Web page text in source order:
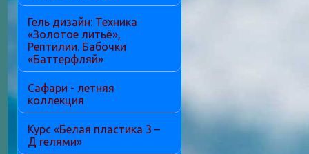
Гель дизайн: Техника
«Золотое литьё»,
Рептилии. Бабочки
«Баттерфляй»
Сафари - летняя
коллекция
Курс «Белая пластика 3 –
Д гелями»